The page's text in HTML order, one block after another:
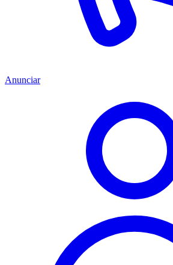
Anunciar